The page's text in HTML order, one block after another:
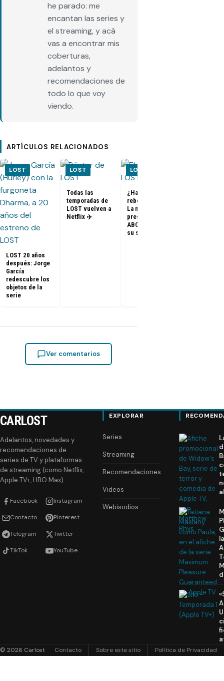
he parado: me
encantan las series y
el streaming, y acá
vas a encontrar mis
coberturas,
adelantos y
recomendaciones de
todo lo que voy
viendo.
ARTÍCULOS RELACIONADOS
LOST
LOST 20 años
después: Jorge
García
redescubre los
objetos de la
serie
LOST
Todas las
temporadas de
LOST vuelven a
Netflix ✈️
LOST
¿Habrá un
reboot de Lost?
La nueva
presidenta de
ABC dice que es
su sueño
Ver comentarios
CARLOST
Adelantos, novedades y
recomendaciones de
series de TV y plataformas
de streaming (como Netflix,
Apple TV+, HBO Max).
Facebook Instagram
Contacto Pinterest
Telegram Twitter
TikTok YouTube
EXPLORAR
Series
Streaming
Recomendaciones
Videos
Webisodios
© 2026 Carlost Contacto Sobre este sitio Política de Privacidad